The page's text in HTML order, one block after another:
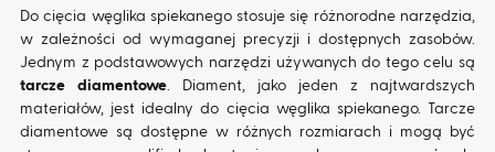
Do cięcia węglika spiekanego stosuje się różnorodne narzędzia,
w zależności od wymaganej precyzji i dostępnych zasobów.
Jednym z podstawowych narzędzi używanych do tego celu są
tarcze diamentowe. Diament, jako jeden z najtwardszych
materiałów, jest idealny do cięcia węglika spiekanego. Tarcze
diamentowe są dostępne w różnych rozmiarach i mogą być